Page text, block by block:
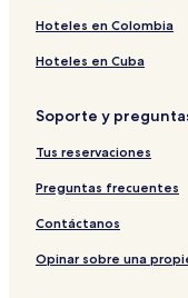
Hoteles en Colombia
Hoteles en Cuba
Soporte y
Tus reservaciones
Preguntas frecuentes
Contáctanos
Opinar sobre una